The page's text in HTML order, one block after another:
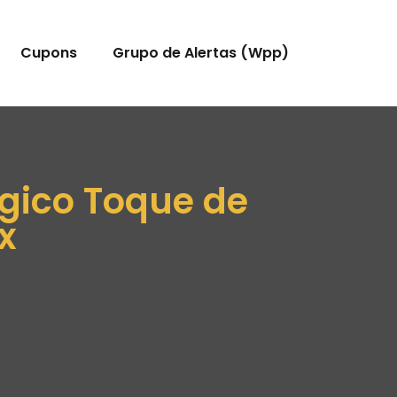
Cupons Grupo de Alertas (Wpp)
Toque de